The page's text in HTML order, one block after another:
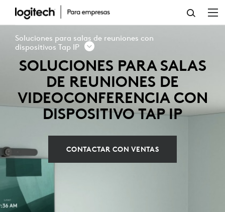
SOLUCIONES
PARA
SALAS
DE
REUNIONES
CON
DISPOSITIVO
TAP
IP
Soluciones para salas de reuniones con
dispositivos Tap IP
SOLUCIONES PARA SALAS
DE REUNIONES DE
VIDEOCONFERENCIA CON
DISPOSITIVO TAP IP
CONTACTAR CON VENTAS